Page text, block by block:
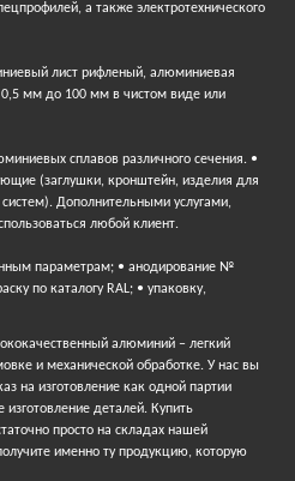
а также электротехнического
лист рифленый, алюминиевая
0,5 мм до 100 мм в чистом виде или
сплавов различного сечения. •
(заглушки, кронштейн, изделия для
Дополнительными услугами,
любой клиент.
параметрам; • анодирование №
по каталогу RAL; • упаковку,
алюминий – легкий
и механической обработке. У нас вы
на изготовление как одной партии
изготовление деталей. Купить
просто на складах нашей
именно ту продукцию, которую